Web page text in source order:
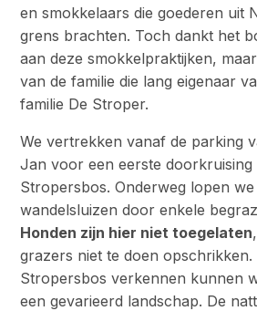
en smokkelaars die goederen uit
grens brachten. Toch dankt het
aan deze smokkelpraktijken,
van de familie die lang eigenaar
familie De Stroper.
We vertrekken vanaf de parking
Jan voor een eerste doorkruising
Stropersbos. Onderweg lopen
wandelsluizen door enkele
Honden zijn hier niet toegelaten
grazers niet te doen
Stropersbos verkennen kunnen
een gevarieerd landschap. De